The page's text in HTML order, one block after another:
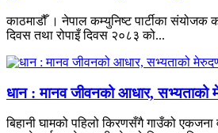
काठमाडौँ । नेपाल कम्युनिष्ट पार्टीका संयोजक
दिवस तथा रोपाइँ दिवस २०८३ को...
धान : मानव जीवनको आधार, सभ्यताको
बिहानी घामको पहिलो किरणसँगै गाउँको